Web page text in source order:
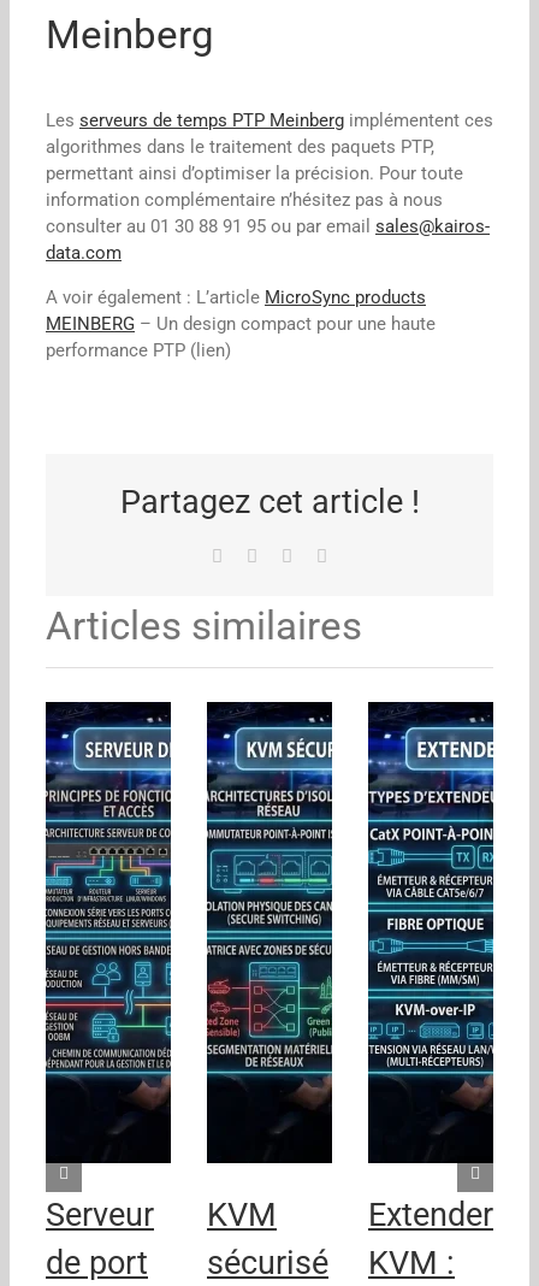
Meinberg
Les serveurs de temps PTP Meinberg implémentent ces
algorithmes dans le traitement des paquets PTP,
permettant ainsi d’optimiser la précision. Pour toute
information complémentaire n’hésitez pas à nous
consulter au 01 30 88 91 95 ou par email sales@kairos-
data.com
A voir également : L’article MicroSync products
MEINBERG – Un design compact pour une haute
performance PTP (lien)
Partagez cet article !
Facebook LinkedIn
Articles similaires
Serveur
de port
KVM
sécurisé
Extender
KVM :